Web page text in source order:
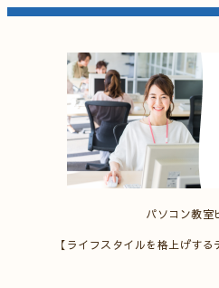
パソコン教室
【ライフスタイルを格上げする